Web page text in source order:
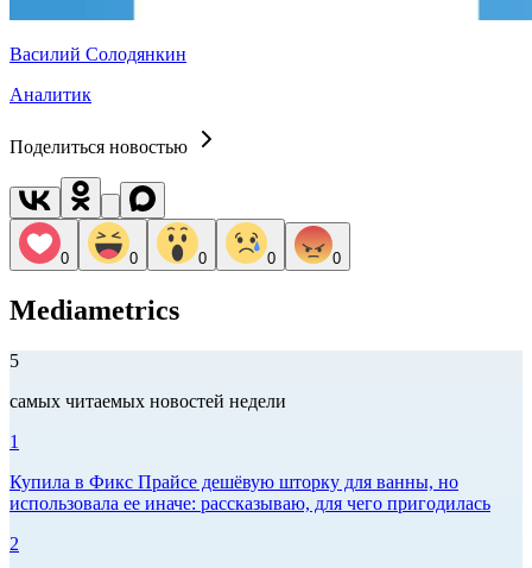
Василий Солодянкин
Аналитик
Поделиться новостью
0 0 0 0 0
Mediametrics
5
самых читаемых новостей недели
1
Купила в Фикс Прайсе дешёвую шторку для ванны, но
использовала ее иначе: рассказываю, для чего пригодилась
2